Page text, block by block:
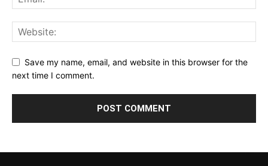
Save my name, email, and website in this browser for the
next time I comment.